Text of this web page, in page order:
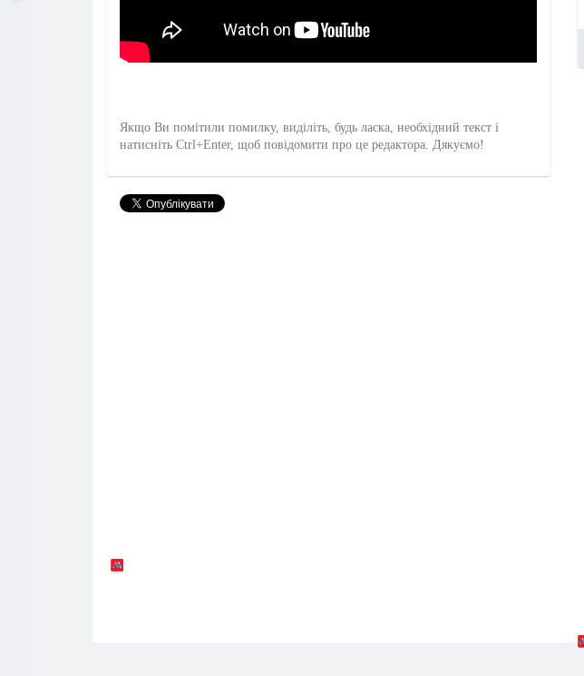
Якщо Ви помітили помилку, виділіть, будь ласка, необхідний текст і
натисніть Ctrl+Enter, щоб повідомити про це редактора. Дякуємо!